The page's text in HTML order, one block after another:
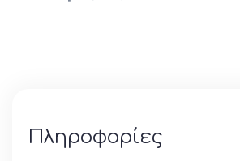
Πληροφορίες